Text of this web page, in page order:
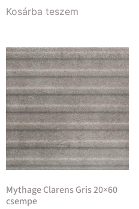
Kosárba teszem
Mythage Clarens Gris 20×60
csempe